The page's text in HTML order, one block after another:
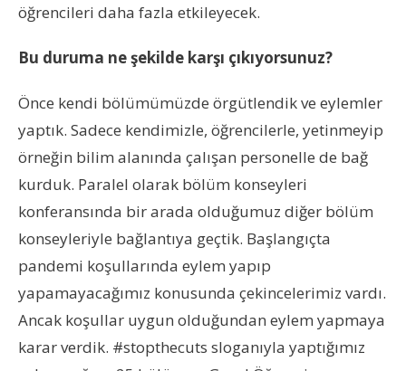
öğrencileri daha fazla etkileyecek.
Bu duruma ne şekilde karşı çıkıyorsunuz?
Önce kendi bölümümüzde örgütlendik ve eylemler
yaptık. Sadece kendimizle, öğrencilerle, yetinmeyip
örneğin bilim alanında çalışan personelle de bağ
kurduk. Paralel olarak bölüm konseyleri
konferansında bir arada olduğumuz diğer bölüm
konseyleriyle bağlantıya geçtik. Başlangıçta
pandemi koşullarında eylem yapıp
yapamayacağımız konusunda çekincelerimiz vardı.
Ancak koşullar uygun olduğundan eylem yapmaya
karar verdik. #stopthecuts sloganıyla yaptığımız